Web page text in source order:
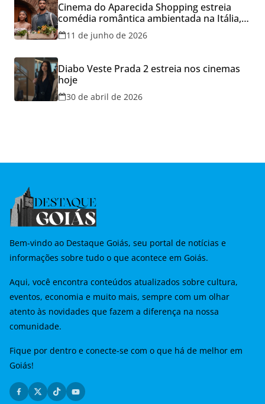
Cinema do Aparecida Shopping estreia
comédia romântica ambientada na Itália,
hoje e lança promoção para o Dia dos
Namorados
11 de junho de 2026
Diabo Veste Prada 2 estreia nos cinemas
hoje
30 de abril de 2026
Bem-vindo ao Destaque Goiás, seu portal de notícias e
informações sobre tudo o que acontece em Goiás.
Aqui, você encontra conteúdos atualizados sobre cultura,
eventos, economia e muito mais, sempre com um olhar
atento às novidades que fazem a diferença na nossa
comunidade.
Fique por dentro e conecte-se com o que há de melhor em
Goiás!